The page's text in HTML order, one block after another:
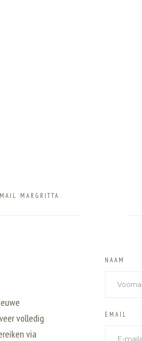
MAIL MARGRITTA
volledig
via
NAAM
EMAIL